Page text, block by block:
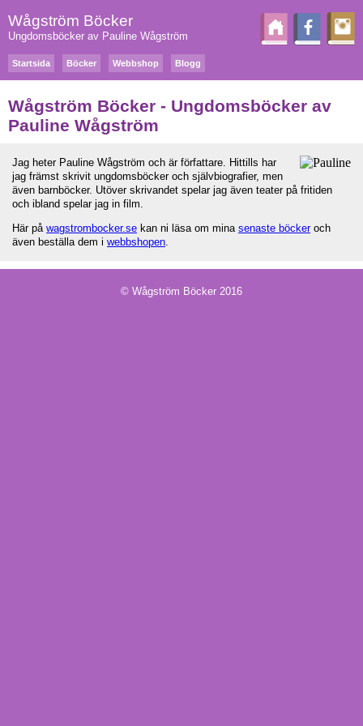
Wågström Böcker
Ungdomsböcker av Pauline Wågström
Startsida Böcker Webbshop Blogg
Wågström Böcker - Ungdomsböcker av
Pauline Wågström
Jag heter Pauline Wågström och är författare. Hittills har
jag främst skrivit ungdomsböcker och självbiografier, men
även barnböcker. Utöver skrivandet spelar jag även teater på fritiden
och ibland spelar jag in film.
Här på wagstrombocker.se kan ni läsa om mina senaste böckeroch
även beställa dem i webbshopen
© Wågström Böcker 2016